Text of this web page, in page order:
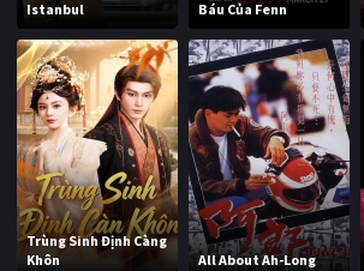
Istanbul
Báu Của Fenn
Trùng Sinh Định Càng
Khôn
All About Ah-Long